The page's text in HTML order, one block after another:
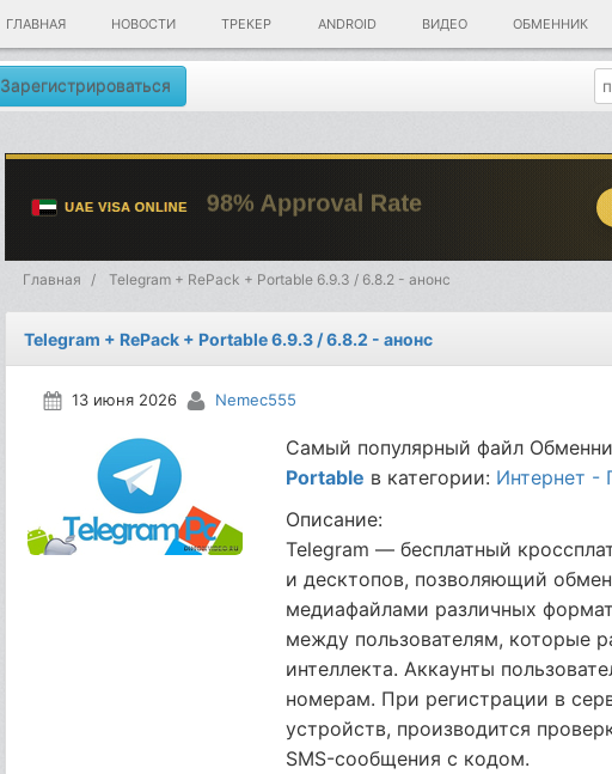
ГЛАВНАЯ НОВОСТИ ТРЕКЕР ANDROID ВИДЕО ОБМЕННИК
Зарегистрироваться
Главная Telegram + RePack + Portable 6.9.3 / 6.8.2 - анонс
Telegram + RePack + Portable 6.9.3 / 6.8.2 - анонс
13 июня 2026 Nemec555
Самый популярный файл
Portable в категории: Интернет -
Описание:
Telegram — бесплатный
и десктопов, позволяющий
медиафайлами различных
между пользователям, которые
интеллекта. Аккаунты
номерам. При регистрации в
устройств, производится
SMS-сообщения с кодом.